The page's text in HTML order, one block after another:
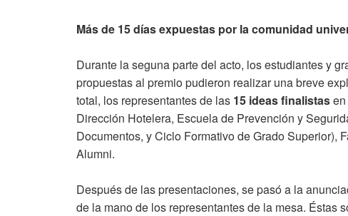
Más de 15 días expuestas por la comunidad
Durante la seguna parte del acto, los estudiantes y
propuestas al premio pudieron realizar una breve
total, los representantes de las 15 ideas finalistas
Dirección Hotelera, Escuela de Prevención y
Documentos, y Ciclo Formativo de Grado Superior),
Alumni.
Después de las presentaciones, se pasó a la
de la mano de los representantes de la mesa. Éstas